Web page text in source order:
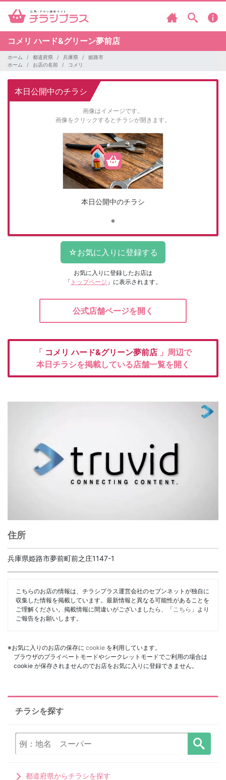
コメリハード&グリーン夢前店
ホーム 都道府県 兵庫県
姫路市
ホーム
お店の名前 コメリ
本日公開中のチラシ
画像はイメージです。
画像をクリックするとチラシが開きます。
本日公開中のチラシ
お気に入りに登録したお店は
「 トップページ 」に表示されます。
公式店舗ページを開く
「 コメリハード&グリーン夢前店 」周辺で
本日チラシを掲載している店舗一覧を開く
住所
兵庫県姫路市夢前町前之庄1147-1
こちらのお店の情報は、チラシプラス運営会社のセブンネットが独自に
収集した情報を掲載しています。最新情報と異なる可能性があることを
ご理解ください。掲載情報に間違いがございましたら、「 こちら 」より
ご報告をお願いします。
※お気に入りのお店の保存に cookie を利用しています。
ブラウザのプライベートモードやシークレットモードでご利用の場合は
cookie が保存されませんのでお店をお気に入りに登録できません。
チラシを探す
都道府県からチラシを探す